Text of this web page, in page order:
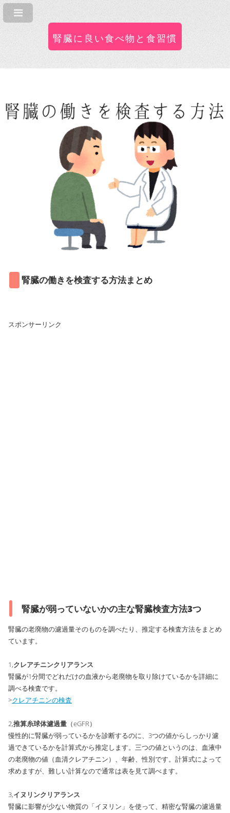
腎臓に良い食べ物と食習慣
腎臓の働きを検査する方法まとめ
スポンサーリンク
腎臓が弱っていないかの主な腎臓検査方法3つ
腎臓の老廃物の濾過量そのものを調べたり、推定する検査方法をまとめ
ています。
1,クレアチニンクリアランス
腎臓が1分間でどれだけの血液から老廃物を取り除けているかを詳細に
調べる検査です。
>クレアチニンの検査
2,推算糸球体濾過量 （eGFR）
慢性的に腎臓が弱っているかを診断するのに、3つの値からしっかり濾
過できているかを計算式から推定します。三つの値というのは、血液中
の老廃物の値（血清クレアチニン）、年齢、性別です。計算式によって
求めますが、難しい計算なので通常は表を見て調べます。
3,イヌリンクリアランス
腎臓に影響が少ない物質の「イヌリン」を使って、精密な腎臓の濾過量